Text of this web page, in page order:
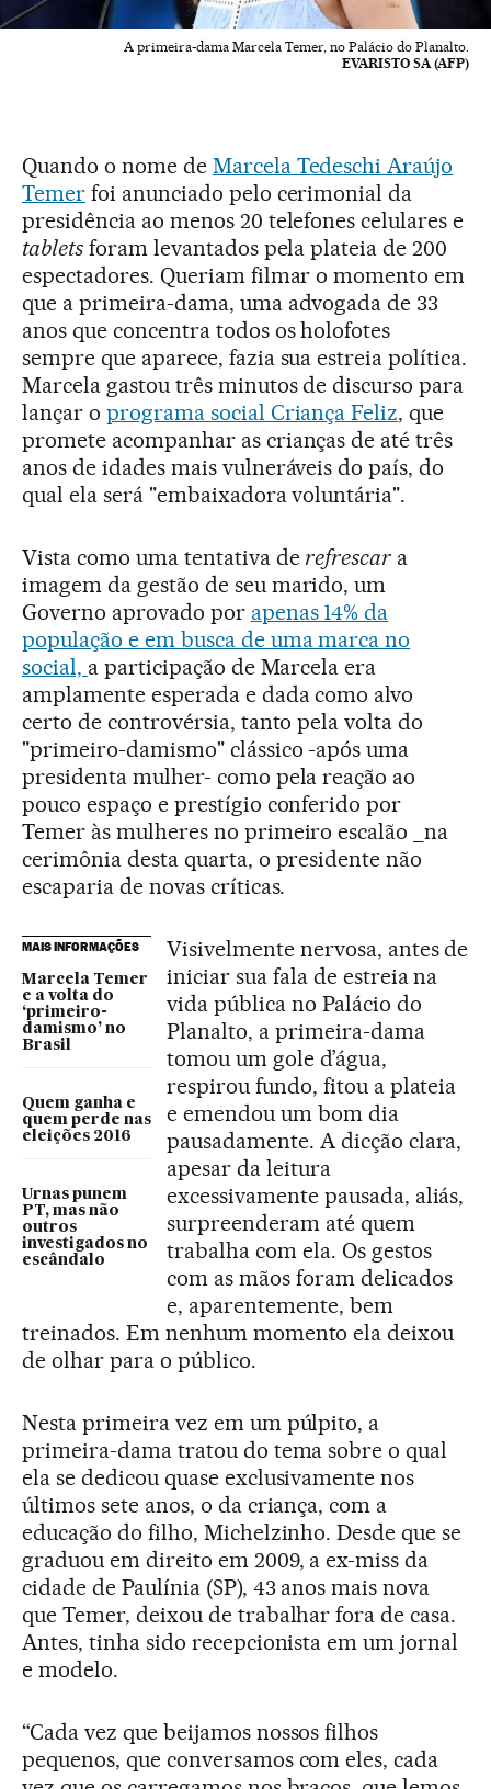
A primeira-dama Marcela Temer, no Palácio do Planalto.
EVARISTO SA (AFP)
Quando o nome de Marcela Tedeschi Araújo
Temerfoi anunciado pelo cerimonial da
presidência ao menos 20 telefones celulares e
tabletsforam levantados pela plateia de 200
espectadores. Queriam filmar o momento em
que a primeira-dama, uma advogada de 33
anos que concentra todos os holofotes
sempre que aparece, fazia sua estreia política.
Marcela gastou três minutos de discurso para
lançar o programa social Criança Feliz, que
promete acompanhar as crianças de até três
anos de idades mais vulneráveis do país, do
qual ela será "embaixadora voluntária".
Vista como uma tentativa derefrescar a
imagem da gestão de seu marido, um
Governo aprovado por apenas 14% da
população e em busca de uma marca no
social, a participação de Marcela era
amplamente esperada e dada como alvo
certo de controvérsia, tanto pela volta do
"primeiro-damismo" clássico -após uma
presidenta mulher- como pela reação ao
pouco espaço e prestígio conferido por
Temer às mulheres no primeiro escalão _na
cerimônia desta quarta, o presidente não
escaparia de novas críticas.
MAIS INFORMAÇÕES
Marcela Temer
e a volta do
‘primeiro-
damismo’ no
Brasil
Quem ganha e
quem perde nas
eleições 2016
Urnas punem
PT, mas não
outros
investigados no
escândalo
Visivelmente nervosa, antes de
iniciar sua fala de estreia na
vida pública no Palácio do
Planalto, a primeira-dama
tomou um gole d’água,
respirou fundo, fitou a plateia
e emendou um bom dia
pausadamente. A dicção clara,
apesar da leitura
excessivamente pausada, aliás,
surpreenderam até quem
trabalha com ela. Os gestos
com as mãos foram delicados
e, aparentemente, bem
treinados. Em nenhum momento ela deixou
de olhar para o público.
Nesta primeira vez em um púlpito, a
primeira-dama tratou do tema sobre o qual
ela se dedicou quase exclusivamente nos
últimos sete anos, o da criança, com a
educação do filho, Michelzinho. Desde que se
graduou em direito em 2009, a ex-miss da
cidade de Paulínia (SP), 43 anos mais nova
que Temer, deixou de trabalhar fora de casa.
Antes, tinha sido recepcionista em um jornal
e modelo.
“Cada vez que beijamos nossos filhos
pequenos, que conversamos com eles, cada